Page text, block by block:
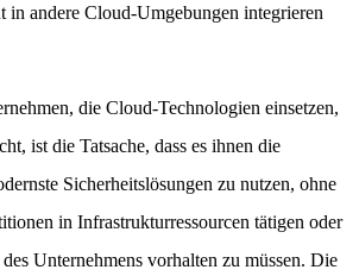
in andere Cloud-Umgebungen integrieren
die Cloud-Technologien einsetzen,
ist die Tatsache, dass es ihnen die
Sicherheitslösungen zu nutzen, ohne
in Infrastrukturressourcen tätigen oder
Unternehmens vorhalten zu müssen. Die